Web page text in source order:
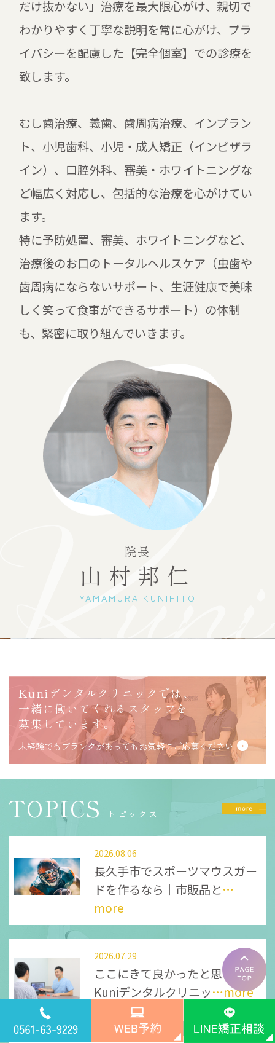
だけ抜かない」治療を最大限心がけ、親切で
わかりやすく丁寧な説明を常に心がけ、プラ
イバシーを配慮した【完全個室】での診療を
致します。
むし歯治療、義歯、歯周病治療、インプラン
ト、小児歯科、小児・成人矯正（インビザラ
イン）、口腔外科、審美・ホワイトニングな
ど幅広く対応し、包括的な治療を心がけてい
ます。
特に予防処置、審美、ホワイトニングなど、
治療後のお口のトータルヘルスケア（虫歯や
歯周病にならないサポート、生涯健康で美味
しく笑って食事ができるサポート）の体制
も、緊密に取り組んでいきます。
院長
山村邦仁
YAMAMURA KUNIHITO
Kuniデンタルクリニックでは、
一緒に働いてくれるスタッフを
募集しています。
未経験でもブランクがあってもお気軽にご応募ください
TOPICS トピックス
2026.08.06
長久手市でスポーツマウスガー
ドを作るなら｜市販品と…
more
2026.07.29
ここにきて良かったと思える
Kuniデンタルクリニッ…more